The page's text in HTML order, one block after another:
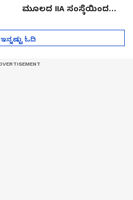
ಮೂಲದ IIA ಸಂಸ್ಥೆಯಿಂದ
ಇನ್ನಷ್ಟು ಓದಿ